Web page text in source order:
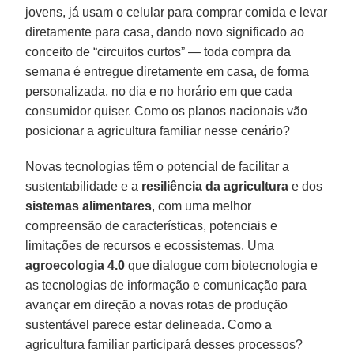
jovens, já usam o celular para comprar comida e levar
diretamente para casa, dando novo significado ao
conceito de “circuitos curtos” — toda compra da
semana é entregue diretamente em casa, de forma
personalizada, no dia e no horário em que cada
consumidor quiser. Como os planos nacionais vão
posicionar a agricultura familiar nesse cenário?
Novas tecnologias têm o potencial de facilitar a
sustentabilidade e a resiliência da agricultura e dos
sistemas alimentares, com uma melhor
compreensão de características, potenciais e
limitações de recursos e ecossistemas. Uma
agroecologia 4.0 que dialogue com biotecnologia e
as tecnologias de informação e comunicação para
avançar em direção a novas rotas de produção
sustentável parece estar delineada. Como a
agricultura familiar participará desses processos?